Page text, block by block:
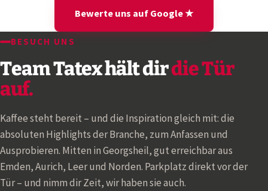
Bewerte uns auf Google ★
BESUCH UNS
Team Tatex hält dirdie Tür
auf.
Kaffee steht bereit – und die Inspiration gleich mit: die
absoluten Highlights der Branche, zum Anfassen und
Ausprobieren. Mitten in Georgsheil, gut erreichbar aus
Emden, Aurich, Leer und Norden. Parkplatz direkt vor der
Tür – und nimm dir Zeit, wir haben sie auch.